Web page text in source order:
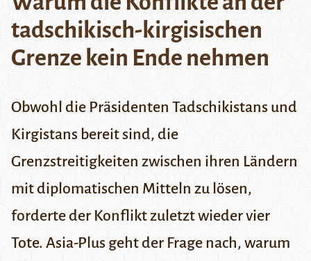
tadschikisch-kirgisischen
Grenze kein Ende nehmen
Obwohl die Präsidenten Tadschikistans und
Kirgistans bereit sind, die
Grenzstreitigkeiten zwischen ihren Ländern
mit diplomatischen Mitteln zu lösen,
forderte der Konflikt zuletzt wieder vier
Tote. Asia-Plus geht der Frage nach, warum